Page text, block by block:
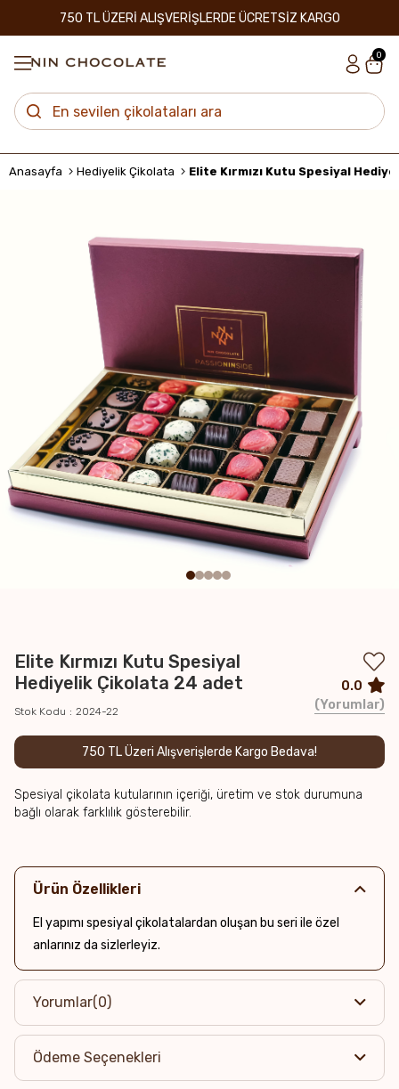
750 TL ÜZERİ ALIŞVERİŞLERDE ÜCRETSİZ KARGO
0
Anasayfa Hediyelik Çikolata
Elite Kırmızı Kutu Spesiyal
Hediyelik Çikolata 24 adet
Stok Kodu 2024-22
750 TL Üzeri Alışverişlerde Kargo Bedava!
Spesiyal çikolata kutularının içeriği, üretim ve stok durumuna
bağlı olarak farklılık gösterebilir.
0.0
Yorumlar
Ürün Özellikleri
El yapımı spesiyal çikolatalardan oluşan bu seri ile özel
anlarınız da sizlerleyiz.
Yorumlar(0)
Ödeme Seçenekleri